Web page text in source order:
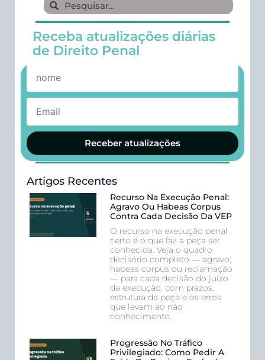
Receba atualizações diárias
de Direito Penal
Receber atualizações
Artigos Recentes
Recurso Na Execução Penal:
Agravo Ou Habeas Corpus
Contra Cada Decisão Da VEP
O recurso na execução penal
certo é o que faz a peça ser
conhecida. Veja o quadro
decisório completo — agravo,
habeas corpus ou reclamação
— para cada decisão do juízo
da execução, com prazos,
estrutura da peça e os erros
que levam ao não
conhecimento.
Progressão No Tráfico
Privilegiado: Como Pedir A